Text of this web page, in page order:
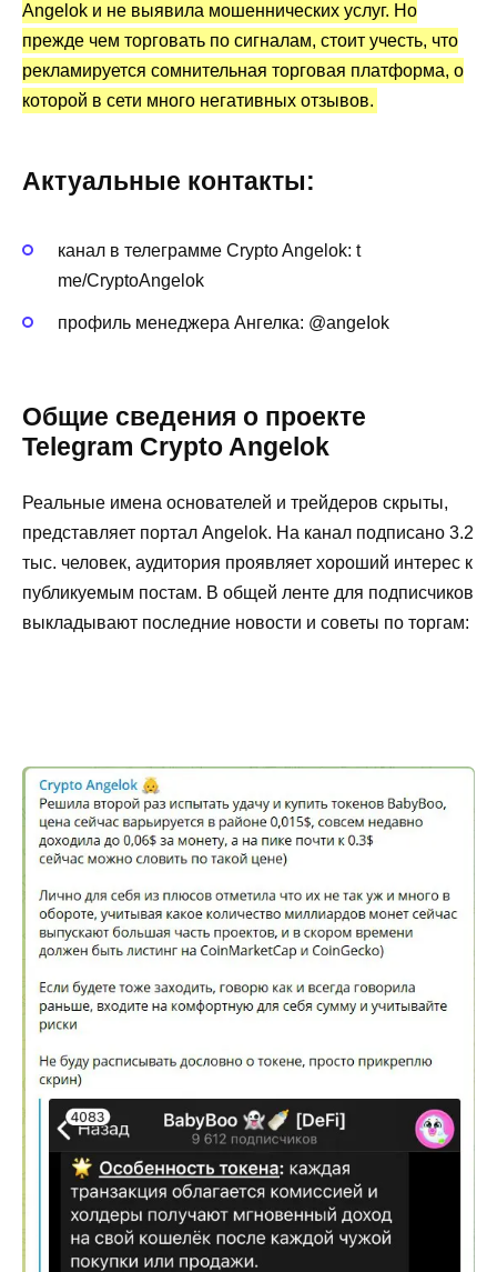
Angelok и не выявила мошеннических услуг. Но
прежде чем торговать по сигналам, стоит учесть, что
рекламируется сомнительная торговая платформа, о
которой в сети много негативных отзывов.
Актуальные контакты:
канал в телеграмме Crypto Angelok: t
me/CryptoAngelok
профиль менеджера Ангелка: @angeIok
Общие сведения о проекте
Telegram Crypto Angelok
Реальные имена основателей и трейдеров скрыты,
представляет портал Angelok. На канал подписано 3.2
тыс. человек, аудитория проявляет хороший интерес к
публикуемым постам. В общей ленте для подписчиков
выкладывают последние новости и советы по торгам: